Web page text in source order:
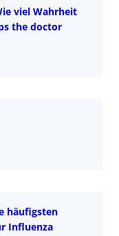
viel Wahrheit
the doctor
häufigsten
Influenza